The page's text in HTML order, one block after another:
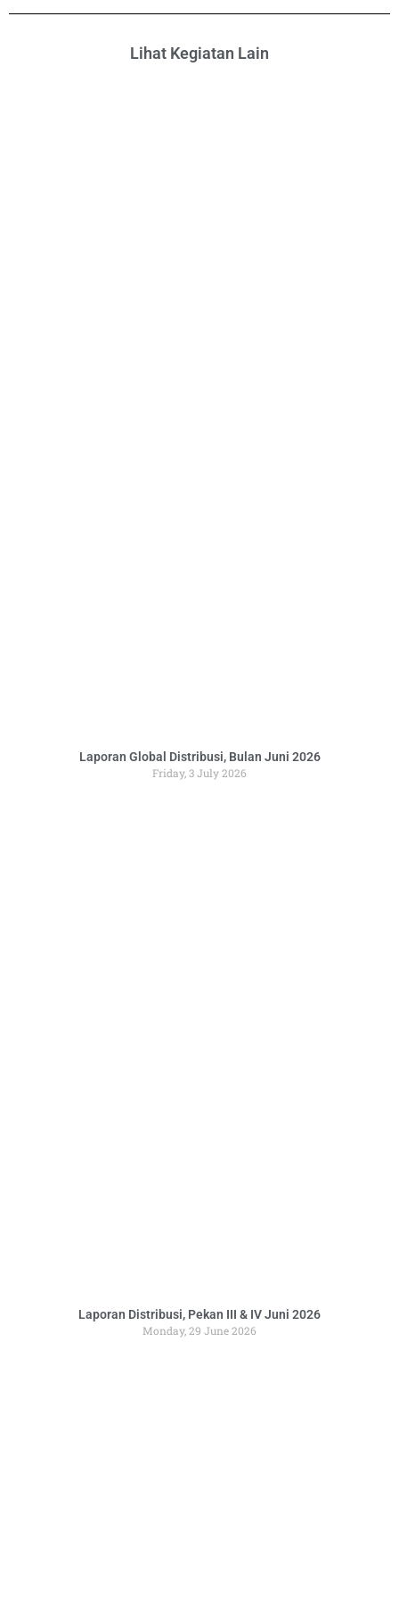
Lihat Kegiatan Lain
Laporan Global Distribusi, Bulan Juni 2026
Friday, 3 July 2026
Laporan Distribusi, Pekan III & IV Juni 2026
Monday, 29 June 2026